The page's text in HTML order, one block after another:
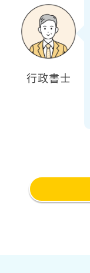
行政書士